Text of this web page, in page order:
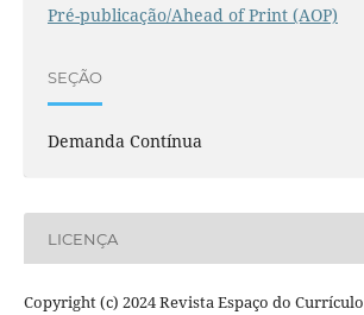
Pré-publicação/Ahead of Print (AOP)
SEÇÃO
Demanda Contínua
LICENÇA
Copyright (c) 2024 Revista Espaço do Currículo